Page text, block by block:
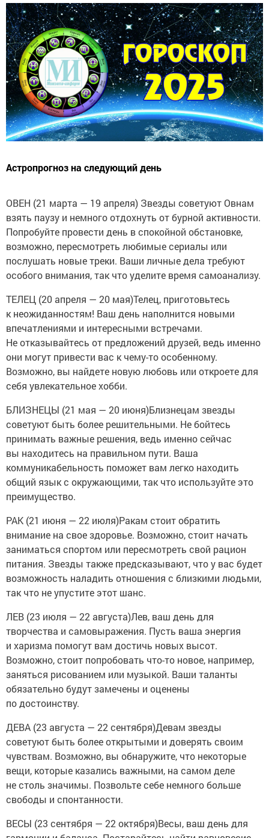
Астропрогноз на следующий день
ОВЕН (21 марта — 19 апреля) Звезды советуют Овнам
взять паузу и немного отдохнуть от бурной активности.
Попробуйте провести день в спокойной обстановке,
возможно, пересмотреть любимые сериалы или
послушать новые треки. Ваши личные дела требуют
особого внимания, так что уделите время самоанализу.
ТЕЛЕЦ (20 апреля — 20 мая)Телец, приготовьтесь
к неожиданностям! Ваш день наполнится новыми
впечатлениями и интересными встречами.
Не отказывайтесь от предложений друзей, ведь именно
они могут привести вас к чему-то особенному.
Возможно, вы найдете новую любовь или откроете для
себя увлекательное хобби.
БЛИЗНЕЦЫ (21 мая — 20 июня)Близнецам звезды
советуют быть более решительными. Не бойтесь
принимать важные решения, ведь именно сейчас
вы находитесь на правильном пути. Ваша
коммуникабельность поможет вам легко находить
общий язык с окружающими, так что используйте это
преимущество.
РАК (21 июня — 22 июля)Ракам стоит обратить
внимание на свое здоровье. Возможно, стоит начать
заниматься спортом или пересмотреть свой рацион
питания. Звезды также предсказывают, что у вас будет
возможность наладить отношения с близкими людьми,
так что не упустите этот шанс.
ЛЕВ (23 июля — 22 августа)Лев, ваш день для
творчества и самовыражения. Пусть ваша энергия
и харизма помогут вам достичь новых высот.
Возможно, стоит попробовать что-то новое, например,
заняться рисованием или музыкой. Ваши таланты
обязательно будут замечены и оценены
по достоинству.
ДЕВА (23 августа — 22 сентября)Девам звезды
советуют быть более открытыми и доверять своим
чувствам. Возможно, вы обнаружите, что некоторые
вещи, которые казались важными, на самом деле
не столь значимы. Позвольте себе немного больше
свободы и спонтанности.
ВЕСЫ (23 сентября — 22 октября)Весы, ваш день для